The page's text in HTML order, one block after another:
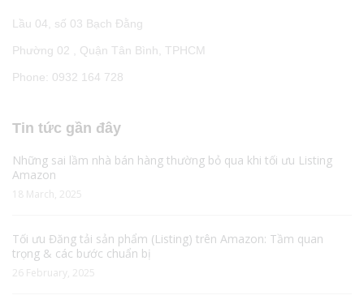
Lầu 04, số 03 Bạch Đằng
Phường 02 , Quận Tân Bình, TPHCM
Phone: 0932 164 728
Tin tức gần đây
Những sai lầm nhà bán hàng thường bỏ qua khi tối ưu Listing
Amazon
18 March, 2025
Tối ưu Đăng tải sản phẩm (Listing) trên Amazon: Tầm quan
trọng & các bước chuẩn bị
26 February, 2025